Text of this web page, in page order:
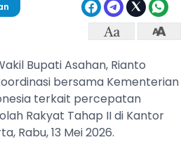
Bupati Asahan, Rianto
bersama Kementerian
terkait percepatan
Rakyat Tahap II di Kantor
Rabu, 13 Mei 2026.